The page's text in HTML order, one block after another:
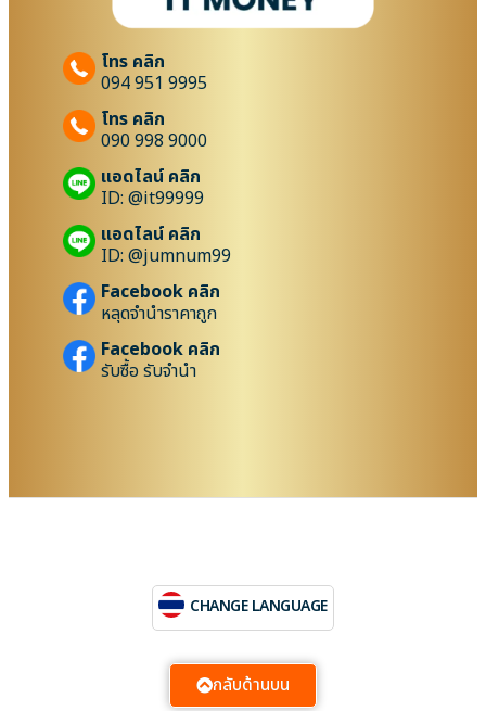
โทร คลิก
094 951 9995
โทร คลิก
090 998 9000
แอดไลน์ คลิก
ID: @it99999
แอดไลน์ คลิก
ID: @jumnum99
Facebook คลิก
หลุดจำนำราคาถูก
Facebook คลิก
รับซื้อ รับจำนำ
CHANGE LANGUAGE
กลับด้านบน